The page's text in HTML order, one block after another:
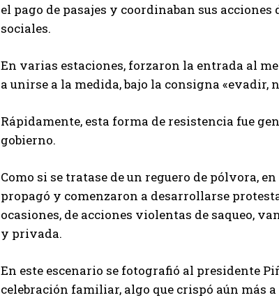
el pago de pasajes y coordinaban sus
sociales.
En varias estaciones, forzaron la entrada al
a unirse a la medida, bajo la consigna «evadir,
Rápidamente, esta forma de resistencia fue
gobierno.
Como si se tratase de un reguero de pólvora,
propagó y comenzaron a desarrollarse
ocasiones, de acciones violentas de saqueo,
y privada.
En este escenario se fotografió al presidente
celebración familiar, algo que crispó aún más